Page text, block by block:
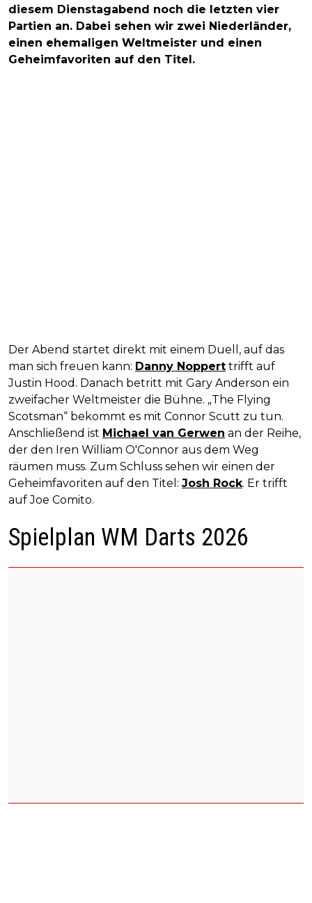
diesem Dienstagabend noch die letzten vier
Partien an. Dabei sehen wir zwei Niederländer,
einen ehemaligen Weltmeister und einen
Geheimfavoriten auf den Titel.
Der Abend startet direkt mit einem Duell, auf das
man sich freuen kann: Danny Noppert trifft auf
Justin Hood. Danach betritt mit Gary Anderson ein
zweifacher Weltmeister die Bühne. „The Flying
Scotsman“ bekommt es mit Connor Scutt zu tun.
Anschließend ist Michael van Gerwen an der Reihe,
der den Iren William O'Connor aus dem Weg
räumen muss. Zum Schluss sehen wir einen der
Geheimfavoriten auf den Titel: Josh Rock. Er trifft
auf Joe Comito.
Spielplan WM Darts 2026